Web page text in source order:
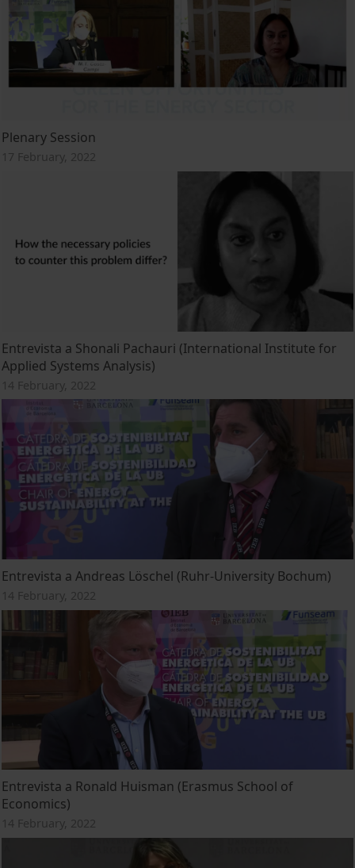
Plenary Session
17 February, 2022
Entrevista a Shonali Pachauri (International Institute for
Applied Systems Analysis)
14 February, 2022
Entrevista a Andreas Löschel (Ruhr-University Bochum)
14 February, 2022
Entrevista a Ronald Huisman (Erasmus School of
Economics)
14 February, 2022